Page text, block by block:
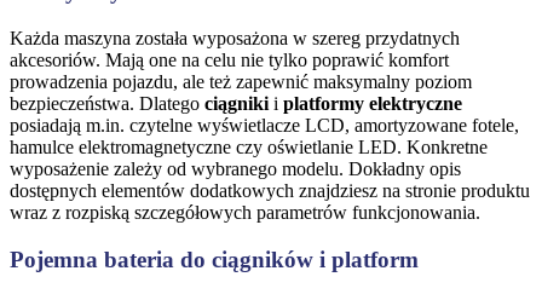
Każda maszyna została wyposażona w szereg przydatnych
akcesoriów. Mają one na celu nie tylko poprawić komfort
prowadzenia pojazdu, ale też zapewnić maksymalny poziom
bezpieczeństwa. Dlatego ciągniki i platformy elektryczne
posiadają m.in. czytelne wyświetlacze LCD, amortyzowane fotele,
hamulce elektromagnetyczne czy oświetlanie LED. Konkretne
wyposażenie zależy od wybranego modelu. Dokładny opis
dostępnych elementów dodatkowych znajdziesz na stronie produktu
wraz z rozpiską szczegółowych parametrów funkcjonowania.
Pojemna bateria do ciągników i platform